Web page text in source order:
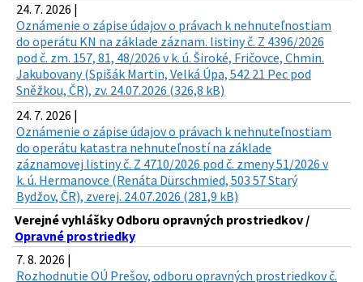
24. 7. 2026 |
Oznámenie o zápise údajov o právach k nehnuteľnostiam
do operátu KN na základe záznam. listiny č. Z 4396/2026
pod č. zm. 157, 81, 48/2026 v k. ú. Široké, Fričovce, Chmin.
Jakubovany (Spišák Martin, Velká Úpa, 542 21 Pec pod
Sněžkou, ČR), zv. 24.07.2026 (326,8 kB)
24. 7. 2026 |
Oznámenie o zápise údajov o právach k nehnuteľnostiam
do operátu katastra nehnuteľností na základe
záznamovej listiny č. Z 4710/2026 pod č. zmeny 51/2026 v
k. ú. Hermanovce (Renáta Dürschmied, 503 57 Starý
Bydžov, ČR), zverej. 24.07.2026 (281,9 kB)
Verejné vyhlášky Odboru opravných prostriedkov /
Opravné prostriedky
7. 8. 2026 |
Rozhodnutie OÚ Prešov, odboru opravných prostriedkov č.